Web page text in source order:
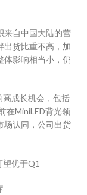
来自中国大陆的营
出货比重不高，加
体影响相当小，仍
高成长机会，包括
在MiniLED背光领
场认同，公司出货